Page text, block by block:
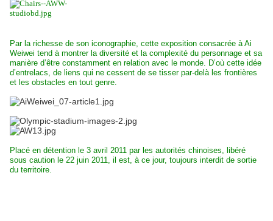
Par la richesse de son iconographie, cette exposition consacrée à Ai
Weiwei tend à montrer la diversité et la complexité du personnage et sa
manière d’être constamment en relation avec le monde. D’où cette idée
d’entrelacs, de liens qui ne cessent de se tisser par-delà les frontières
et les obstacles en tout genre.
Placé en détention le 3 avril 2011 par les autorités chinoises, libéré
sous caution le 22 juin 2011, il est, à ce jour, toujours interdit de sortie
du territoire.